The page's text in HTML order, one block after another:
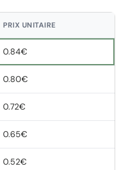
PRIX UNITAIRE
0.84€
0.80€
0.72€
0.65€
0.52€